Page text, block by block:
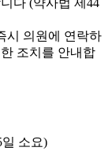
다 (약사법 제44
시 의원에 연락하
조치를 안내합
소요)